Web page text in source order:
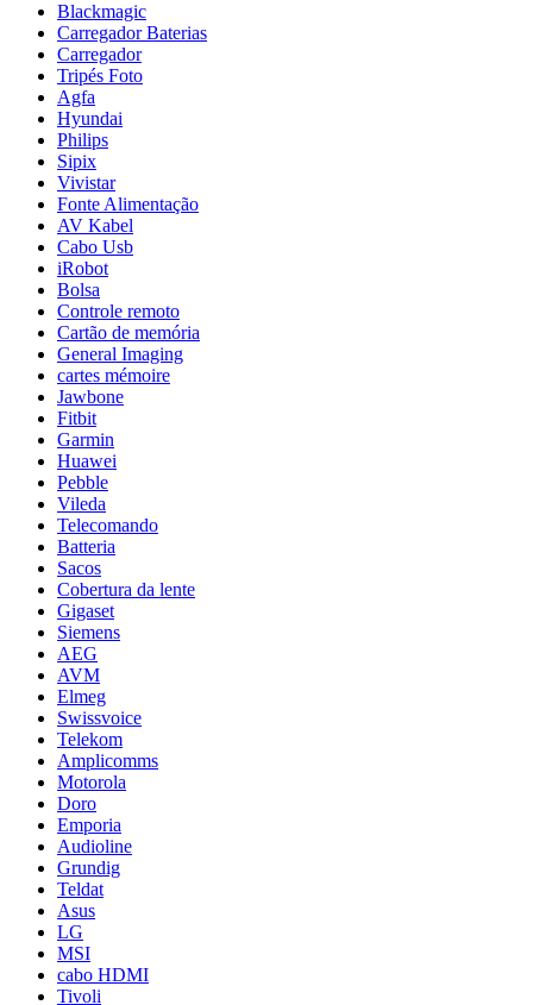
Blackmagic
Carregador Baterias
Carregador
Tripés Foto
Agfa
Hyundai
Philips
Sipix
Vivistar
Fonte Alimentação
AV Kabel
Cabo Usb
iRobot
Bolsa
Controle remoto
Cartão de memória
General Imaging
cartes mémoire
Jawbone
Fitbit
Garmin
Huawei
Pebble
Vileda
Telecomando
Batteria
Sacos
Cobertura da lente
Gigaset
Siemens
AEG
AVM
Elmeg
Swissvoice
Telekom
Amplicomms
Motorola
Doro
Emporia
Audioline
Grundig
Teldat
Asus
LG
MSI
cabo HDMI
Tivoli